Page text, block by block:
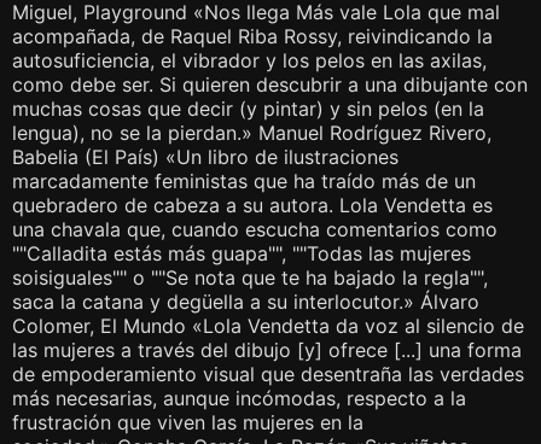
Miguel, Playground «Nos llega Más vale Lola que mal
acompañada, de Raquel Riba Rossy, reivindicando la
autosuficiencia, el vibrador y los pelos en las axilas,
como debe ser. Si quieren descubrir a una dibujante con
muchas cosas que decir (y pintar) y sin pelos (en la
lengua), no se la pierdan.» Manuel Rodríguez Rivero,
Babelia (El País) «Un libro de ilustraciones
marcadamente feministas que ha traído más de un
quebradero de cabeza a su autora. Lola Vendetta es
una chavala que, cuando escucha comentarios como
""Calladita estás más guapa"", ""Todas las mujeres
soisiguales"" o ""Se nota que te ha bajado la regla"",
saca la catana y degüella a su interlocutor.» Álvaro
Colomer, El Mundo «Lola Vendetta da voz al silencio de
las mujeres a través del dibujo [y] ofrece [...] una forma
de empoderamiento visual que desentraña las verdades
más necesarias, aunque incómodas, respecto a la
frustración que viven las mujeres en la